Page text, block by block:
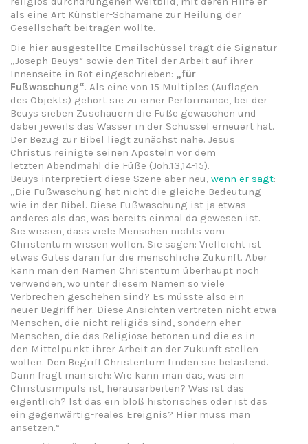
als eine Art Künstler-Schamane zur Heilung der
Gesellschaft beitragen wollte.
Die hier ausgestellte Emailschüssel trägt die Signatur
„Joseph Beuys“ sowie den Titel der Arbeit auf ihrer
Innenseite in Rot eingeschrieben: „für
Fußwaschung“. Als eine von 15 Multiples (Auflagen
des Objekts) gehört sie zu einer Performance, bei der
Beuys sieben Zuschauern die Füße gewaschen und
dabei jeweils das Wasser in der Schüssel erneuert hat.
Der Bezug zur Bibel liegt zunächst nahe. Jesus
Christus reinigte seinen Aposteln vor dem
letzten Abendmahl die Füße (Joh.13,14-15).
Beuys interpretiert diese Szene aber neu, wenn er sagt:
„Die Fußwaschung hat nicht die gleiche Bedeutung
wie in der Bibel. Diese Fußwaschung ist ja etwas
anderes als das, was bereits einmal da gewesen ist.
Sie wissen, dass viele Menschen nichts vom
Christentum wissen wollen. Sie sagen: Vielleicht ist
etwas Gutes daran für die menschliche Zukunft. Aber
kann man den Namen Christentum überhaupt noch
verwenden, wo unter diesem Namen so viele
Verbrechen geschehen sind? Es müsste also ein
neuer Begriff her. Diese Ansichten vertreten nicht etwa
Menschen, die nicht religiös sind, sondern eher
Menschen, die das Religiöse betonen und die es in
den Mittelpunkt ihrer Arbeit an der Zukunft stellen
wollen. Den Begriff Christentum finden sie belastend.
Dann fragt man sich: Wie kann man das, was ein
Christusimpuls ist, herausarbeiten? Was ist das
eigentlich? Ist das ein bloß historisches oder ist das
ein gegenwärtig-reales Ereignis? Hier muss man
ansetzen.“